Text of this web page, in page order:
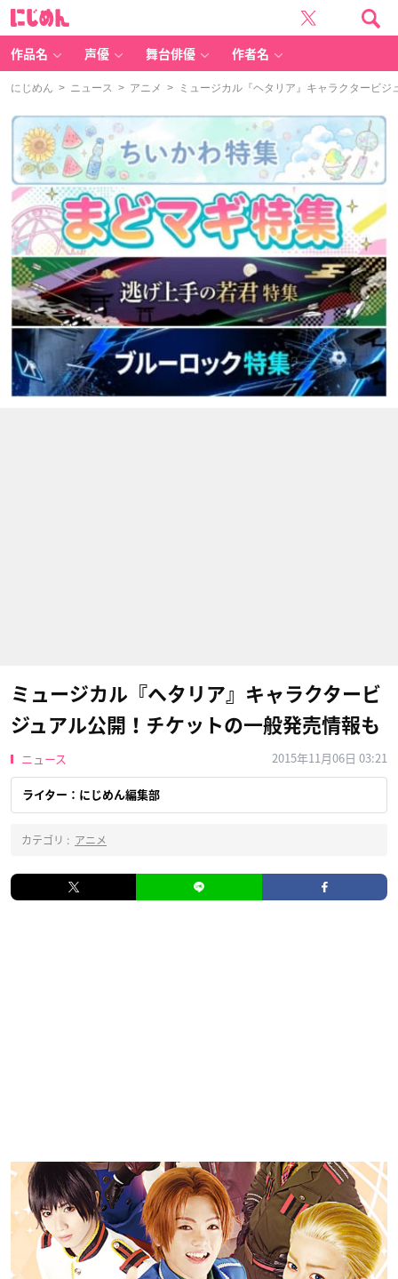
作品名 声優 舞台俳優 作者名
にじめん > ニュース > アニメ > ミュージカル『ヘタリア』キャラクタービジ
ミュージカル『ヘタリア』キャラクタービ
ジュアル公開！チケットの一般発売情報も
ニュース 2015年11月06日 03:21
ライター：にじめん編集部
カテゴリ : アニメ